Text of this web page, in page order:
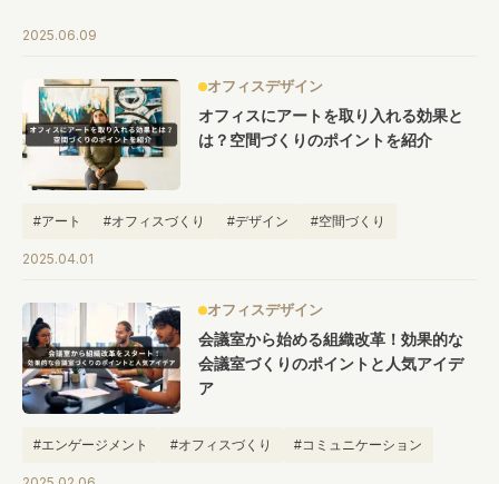
2025.06.09
オフィスデザイン
オフィスにアートを取り入れる効果と
は？空間づくりのポイントを紹介
#アート #オフィスづくり #デザイン #空間づくり
2025.04.01
オフィスデザイン
会議室から始める組織改革！効果的な
会議室づくりのポイントと人気アイデ
ア
#エンゲージメント #オフィスづくり #コミュニケーション
#コラボレーション